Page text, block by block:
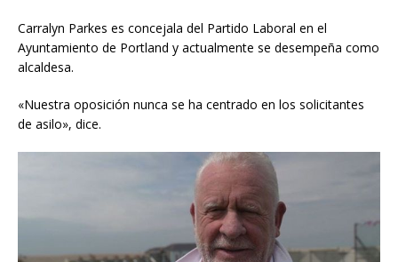
Carralyn Parkes es concejala del Partido Laboral en el
Ayuntamiento de Portland y actualmente se desempeña como
alcaldesa.
«Nuestra oposición nunca se ha centrado en los solicitantes
de asilo», dice.